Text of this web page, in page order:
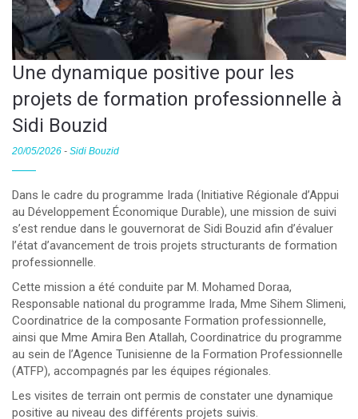
Une dynamique positive pour les
projets de formation professionnelle à
Sidi Bouzid
20/05/2026 - Sidi Bouzid
Dans le cadre du programme Irada (Initiative Régionale d’Appui
au Développement Économique Durable), une mission de suivi
s’est rendue dans le gouvernorat de Sidi Bouzid afin d’évaluer
l’état d’avancement de trois projets structurants de formation
professionnelle.
Cette mission a été conduite par M. Mohamed Doraa,
Responsable national du programme Irada, Mme Sihem Slimeni,
Coordinatrice de la composante Formation professionnelle,
ainsi que Mme Amira Ben Atallah, Coordinatrice du programme
au sein de l’Agence Tunisienne de la Formation Professionnelle
(ATFP), accompagnés par les équipes régionales.
Les visites de terrain ont permis de constater une dynamique
positive au niveau des différents projets suivis.